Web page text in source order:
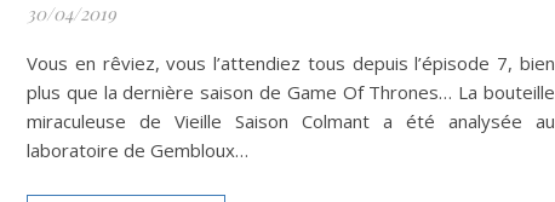
30/04/2019
Vous en rêviez, vous l’attendiez tous depuis l’épisode 7, bien
plus que la dernière saison de Game Of Thrones… La bouteille
miraculeuse de Vieille Saison Colmant a été analysée au
laboratoire de Gembloux…